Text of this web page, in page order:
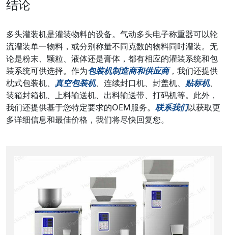
结论
多头灌装机是灌装物料的设备。气动多头电子称重器可以轮
流灌装单一物料，或分别称量不同克数的物料同时灌装。无
论是粉末、颗粒、液体还是膏体，都有相应的灌装系统和包
装系统可供选择。作为包装机制造商和供应商，我们还提供
枕式包装机、 真空包装机、连续封口机、封盖机、 贴标机、
装箱封箱机、上料输送机、出料输送带、打码机等。此外，
我们还提供基于您特定要求的OEM服务。 联系我们以获取更
多详细信息和最佳价格，我们将尽快回复您。